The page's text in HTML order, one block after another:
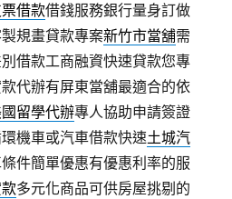
借款借錢服務銀行量身訂做
規畫貸款專案新竹市當舖需
借款工商融資快速貸款您專
代辦有屏東當舖最適合的依
留學代辦專人協助申請簽證
機車或汽車借款快速土城汽
件簡單優惠有優惠利率的服
多元化商品可供房屋挑剔的